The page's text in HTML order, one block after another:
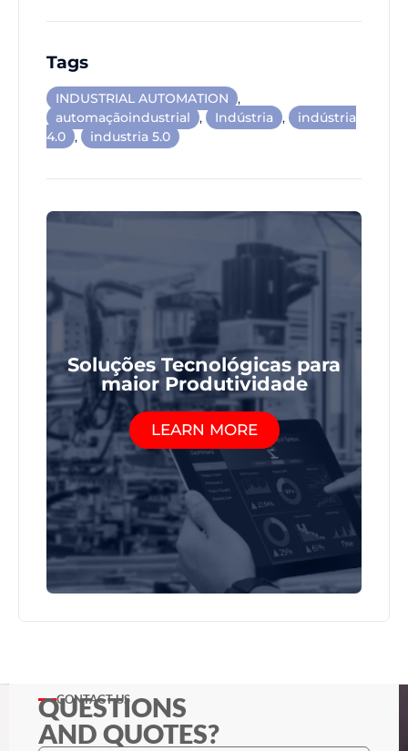
Tags
INDUSTRIAL AUTOMATION
,
automaçãoindustrial
, Indústria ,
indústria
4.0 , industria 5.0
Soluções Tecnológicas para
maior Produtividade
LEARN MORE
CONTACT US
QUESTIONS
AND QUOTES?